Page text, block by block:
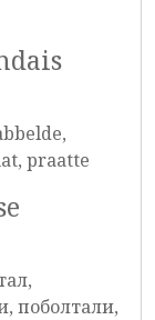
praatte
поболтали,